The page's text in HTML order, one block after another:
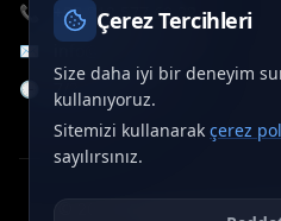
📞
+90 312 577 60 32
✉️
🕒
7/24 Hizmet
Çerez Tercihleri
Size daha iyi bir deneyim
kullanıyoruz.
Sitemizi kullanarak çerez
sayılırsınız.